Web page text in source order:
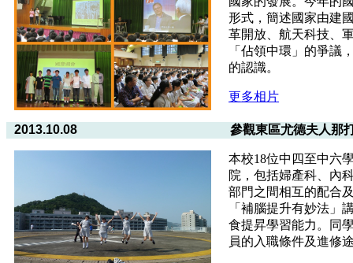
形式，簡述國家由建
革開放、航天科技、
「佔領中環」的爭議
的認識。
更多相片
2013.10.08 參觀東區尤德夫人那
本校18位中四至中六
院，包括婦產科、內
部門之間相互的配合
「補腦提升有妙法」
食提昇學習能力。同
員的入職條件及進修